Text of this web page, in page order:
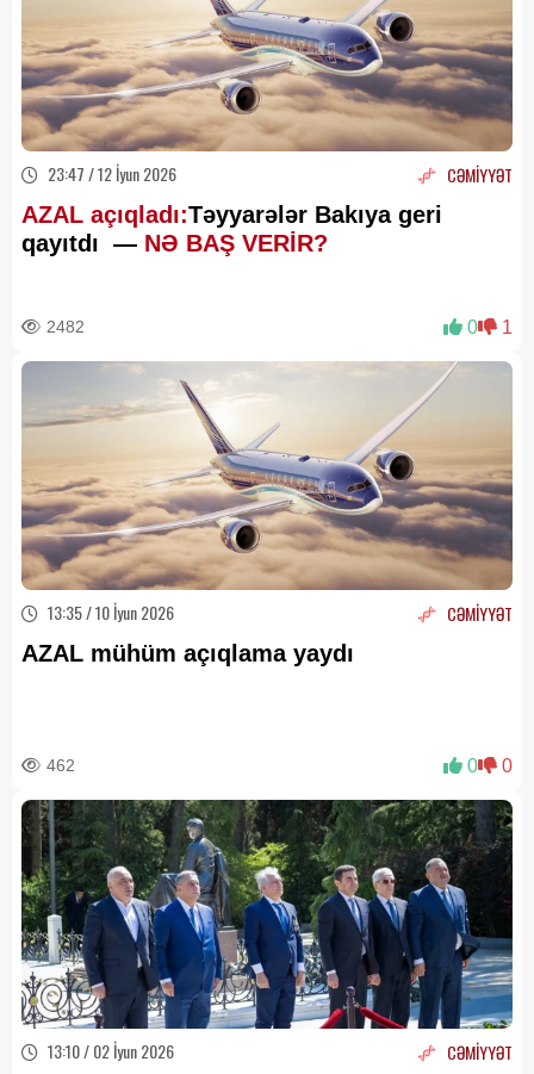
23:47 / 12 İyun 2026 CƏMİYYƏT
AZAL açıqladı:Təyyarələr Bakıya geri
qayıtdı — NƏ BAŞ VERİR?
2482 0 1
13:35 / 10 İyun 2026 CƏMİYYƏT
AZAL mühüm açıqlama yaydı
462 0 0
13:10 / 02 İyun 2026 CƏMİYYƏT